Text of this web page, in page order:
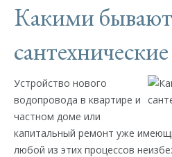
Какими бывают
Устройство нового
водопровода в квартире и
частном доме или
капитальный ремонт уже
любой из этих процессов